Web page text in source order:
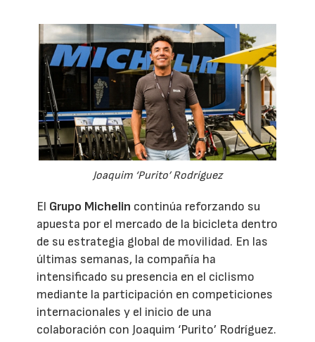
Joaquim ‘Purito’ Rodríguez
El Grupo Michelin continúa reforzando su
apuesta por el mercado de la bicicleta dentro
de su estrategia global de movilidad. En las
últimas semanas, la compañía ha
intensificado su presencia en el ciclismo
mediante la participación en competiciones
internacionales y el inicio de una
colaboración con Joaquim ‘Purito’ Rodríguez.